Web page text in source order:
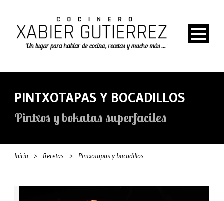
PINTXOTAPAS Y BOCADILLOS
Pintxos y bokatas superfaciles
Inicio > Recetas > Pintxotapas y bocadillos